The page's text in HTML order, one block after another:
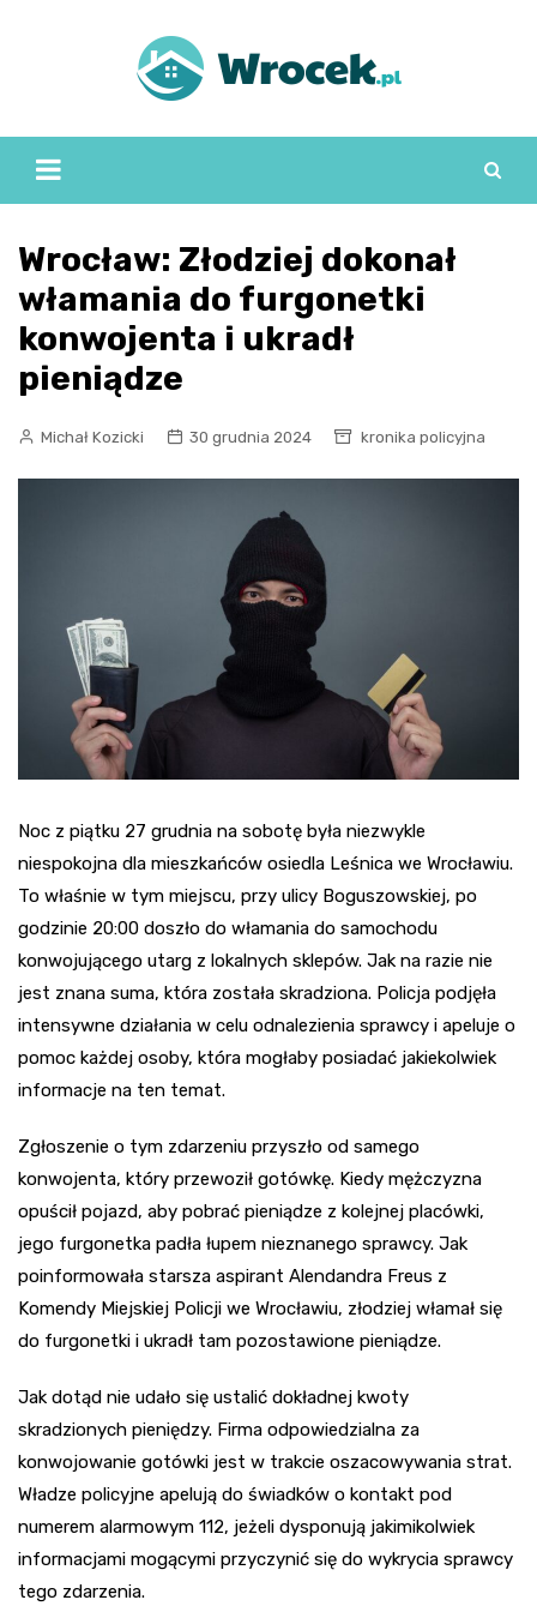
Wrocław: Złodziej dokonał
włamania do furgonetki
konwojenta i ukradł
pieniądze
Michał Kozicki 30 grudnia 2024 kronika policyjna
Noc z piątku 27 grudnia na sobotę była niezwykle
niespokojna dla mieszkańców osiedla Leśnica we Wrocławiu.
To właśnie w tym miejscu, przy ulicy Boguszowskiej, po
godzinie 20:00 doszło do włamania do samochodu
konwojującego utarg z lokalnych sklepów. Jak na razie nie
jest znana suma, która została skradziona. Policja podjęła
intensywne działania w celu odnalezienia sprawcy i apeluje o
pomoc każdej osoby, która mogłaby posiadać jakiekolwiek
informacje na ten temat.
Zgłoszenie o tym zdarzeniu przyszło od samego
konwojenta, który przewoził gotówkę. Kiedy mężczyzna
opuścił pojazd, aby pobrać pieniądze z kolejnej placówki,
jego furgonetka padła łupem nieznanego sprawcy. Jak
poinformowała starsza aspirant Alendandra Freus z
Komendy Miejskiej Policji we Wrocławiu, złodziej włamał się
do furgonetki i ukradł tam pozostawione pieniądze.
Jak dotąd nie udało się ustalić dokładnej kwoty
skradzionych pieniędzy. Firma odpowiedzialna za
konwojowanie gotówki jest w trakcie oszacowywania strat.
Władze policyjne apelują do świadków o kontakt pod
numerem alarmowym 112, jeżeli dysponują jakimikolwiek
informacjami mogącymi przyczynić się do wykrycia sprawcy
tego zdarzenia.